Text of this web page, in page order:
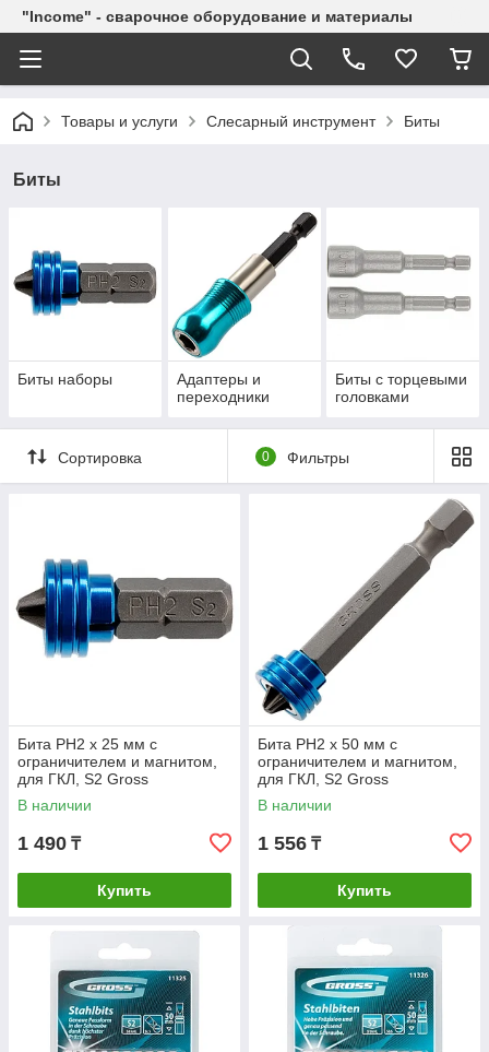
"Income" - сварочное оборудование и материалы
Товары и услуги Слесарный инструмент Биты
Биты
Биты наборы
Адаптеры и
переходники
Биты с торцевыми
головками
Сортировка 0 Фильтры
Бита PH2 x 25 мм с
ограничителем и магнитом,
для ГКЛ, S2 Gross
В наличии
1 490 ₸
Купить
Бита PH2 x 50 мм с
ограничителем и магнитом,
для ГКЛ, S2 Gross
В наличии
1 556 ₸
Купить